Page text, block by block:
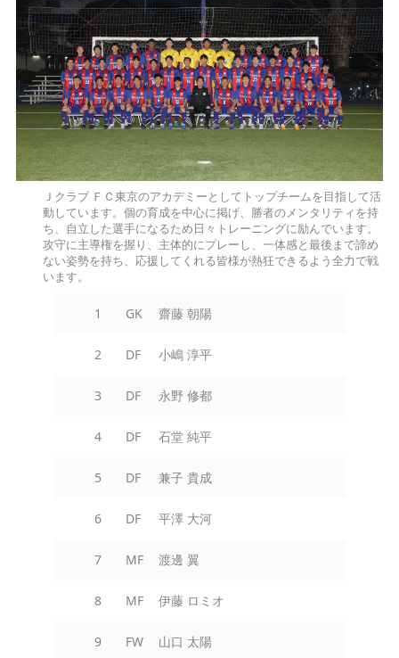
Ｊクラブ ＦＣ東京のアカデミーとしてトップチームを目指して活
動しています。個の育成を中心に掲げ、勝者のメンタリティを持
ち、自立した選手になるため日々トレーニングに励んでいます。
攻守に主導権を握り、主体的にプレーし、一体感と最後まで諦め
ない姿勢を持ち、応援してくれる皆様が熱狂できるよう全力で戦
います。
1 GK 齋藤 朝陽
2 DF 小嶋 淳平
3 DF 永野 修都
4 DF 石堂 純平
5 DF 兼子 貴成
6 DF 平澤 大河
7 MF 渡邊 翼
8 MF 伊藤 ロミオ
9 FW 山口 太陽